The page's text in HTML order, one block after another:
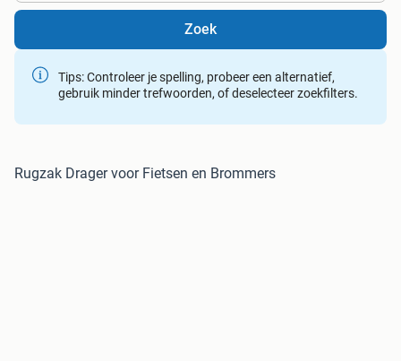
Zoek
Tips: Controleer je spelling, probeer een alternatief,
gebruik minder trefwoorden, of deselecteer zoekfilters.
Rugzak Drager voor Fietsen en Brommers